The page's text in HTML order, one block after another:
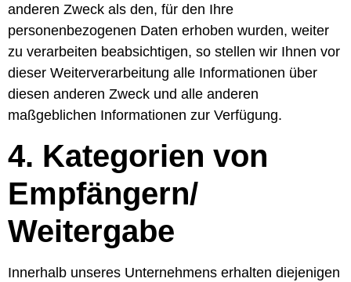
anderen Zweck als den, für den Ihre
personenbezogenen Daten erhoben wurden, weiter
zu verarbeiten beabsichtigen, so stellen wir Ihnen vor
dieser Weiterverarbeitung alle Informationen über
diesen anderen Zweck und alle anderen
maßgeblichen Informationen zur Verfügung.
4. Kategorien von
Empfängern/
Weitergabe
Innerhalb unseres Unternehmens erhalten diejenigen